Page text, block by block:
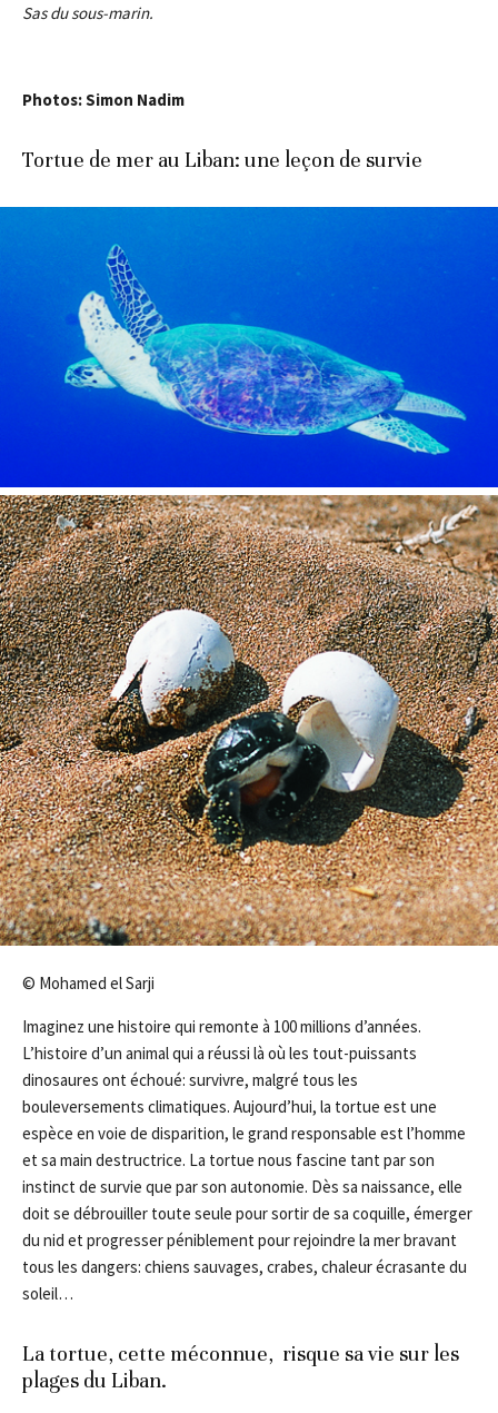
Sas du sous-marin.
Photos: Simon Nadim
Tortue de mer au Liban: une leçon de survie
© Mohamed el Sarji
Imaginez une histoire qui remonte à 100 millions d’années.
L’histoire d’un animal qui a réussi là où les tout-puissants
dinosaures ont échoué: survivre, malgré tous les
bouleversements climatiques. Aujourd’hui, la tortue est une
espèce en voie de disparition, le grand responsable est l’homme
et sa main destructrice. La tortue nous fascine tant par son
instinct de survie que par son autonomie. Dès sa naissance, ­elle
doit se débrouiller toute seule pour sortir de sa coquille, émerger
du nid et progresser péniblement pour rejoindre la mer bravant
tous les dangers: chiens sauvages, crabes, chaleur écrasante du
soleil…
La tortue, cette méconnue, risque sa vie sur les
plages du Liban.